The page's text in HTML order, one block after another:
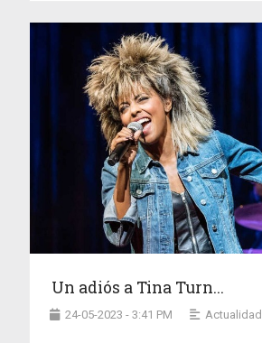
Un adiós a Tina Turn...
24-05-2023 - 3:41 PM Actualidad